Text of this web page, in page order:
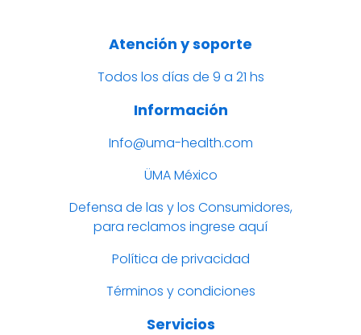
Atención y soporte
Todos los días de 9 a 21 hs
Información
Info@uma-health.com
ÜMA México
Defensa de las y los Consumidores,
para reclamos ingrese aquí
Política de privacidad
Términos y condiciones
Servicios